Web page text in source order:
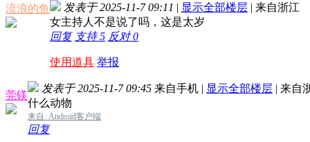
流浪的鱼 发表于 2025-11-7 09:11 | 显示全部楼层 | 来自浙江
女主持人不是说了吗，这是太岁
回复 支持5 反对0
使用道具 举报
莞镁
发表于 2025-11-7 09:45 来自手机 | 显示全部楼层 | 来自
什么动物
来自: Android客户端
回复